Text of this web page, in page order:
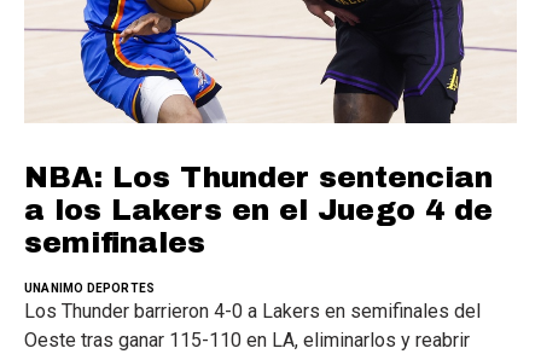
NBA: Los Thunder sentencian
a los Lakers en el Juego 4 de
semifinales
UNANIMO DEPORTES
Los Thunder barrieron 4-0 a Lakers en semifinales del
Oeste tras ganar 115-110 en LA, eliminarlos y reabrir